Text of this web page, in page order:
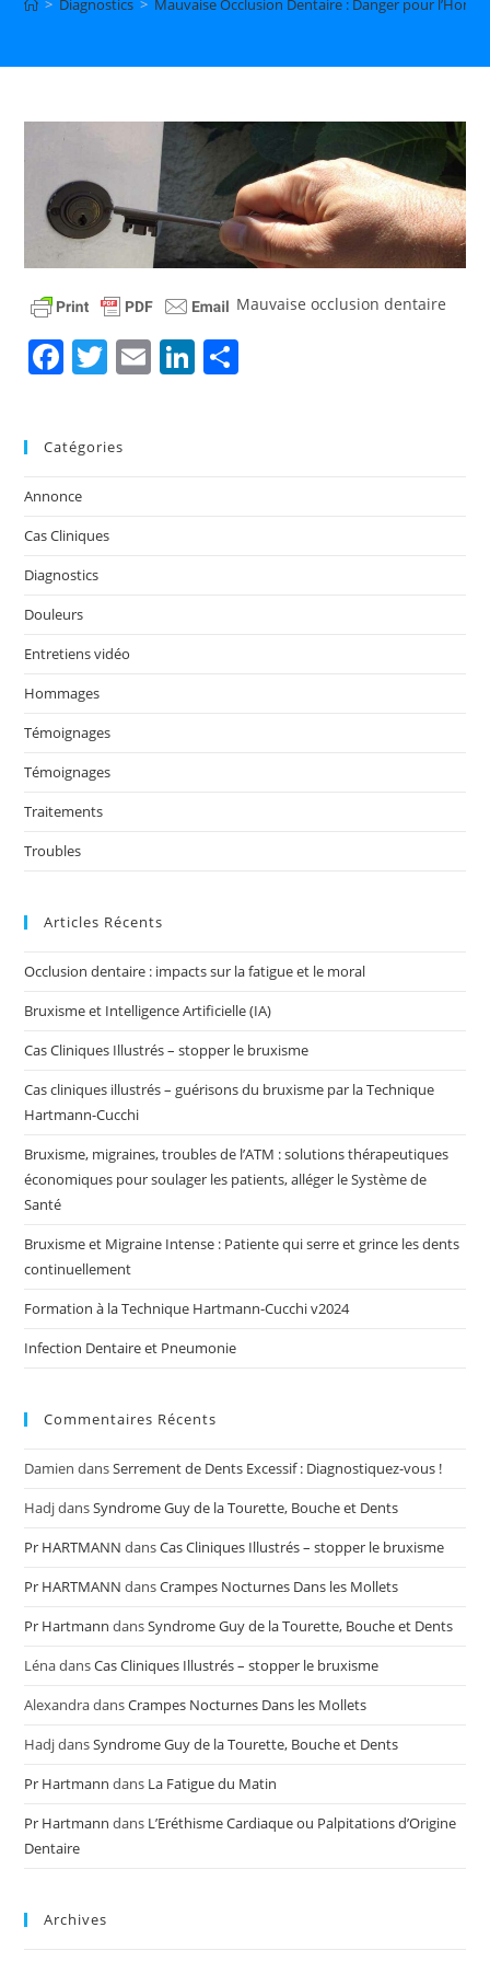
> Diagnostics > Mauvaise Occlusion Dentaire : Danger pour
Mauvaise occlusion dentaire
F
e
b
o
o
k
T
er
E Li
Catégories
Annonce
Cas Cliniques
Diagnostics
Douleurs
Entretiens vidéo
Hommages
Témoignages
Témoignages
Traitements
Troubles
Articles Récents
Occlusion dentaire : impacts sur la fatigue et le moral
Bruxisme et Intelligence Artificielle (IA)
Cas Cliniques Illustrés – stopper le bruxisme
Cas cliniques illustrés – guérisons du bruxisme par la Technique
Hartmann-Cucchi
Bruxisme, migraines, troubles de l’ATM : solutions thérapeutiques
économiques pour soulager les patients, alléger le Système de
Santé
Bruxisme et Migraine Intense : Patiente qui serre et grince les dents
continuellement
Formation à la Technique Hartmann-Cucchi v2024
Infection Dentaire et Pneumonie
Commentaires Récents
Damien dansSerrement de Dents Excessif : Diagnostiquez-vous !
HadjdansSyndrome Guy de la Tourette, Bouche et Dents
Pr HARTMANN dansCas Cliniques Illustrés – stopper le bruxisme
Pr HARTMANN dansCrampes Nocturnes Dans les Mollets
Pr Hartmann dansSyndrome Guy de la Tourette, Bouche et Dents
LénadansCas Cliniques Illustrés – stopper le bruxisme
AlexandradansCrampes Nocturnes Dans les Mollets
HadjdansSyndrome Guy de la Tourette, Bouche et Dents
Pr Hartmann dans La Fatigue du Matin
Pr Hartmann dans L’Eréthisme Cardiaque ou Palpitations d’Origine
Dentaire
Archives